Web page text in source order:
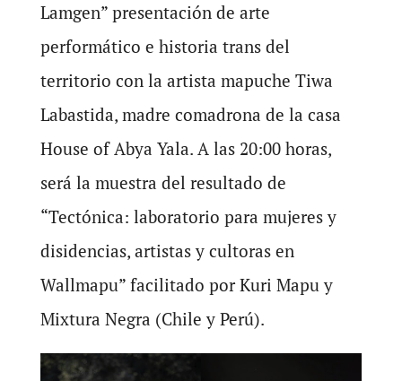
Lamgen” presentación de arte
performático e historia trans del
territorio con la artista mapuche Tiwa
Labastida, madre comadrona de la casa
House of Abya Yala. A las 20:00 horas,
será la muestra del resultado de
“Tectónica: laboratorio para mujeres y
disidencias, artistas y cultoras en
Wallmapu” facilitado por Kuri Mapu y
Mixtura Negra (Chile y Perú).